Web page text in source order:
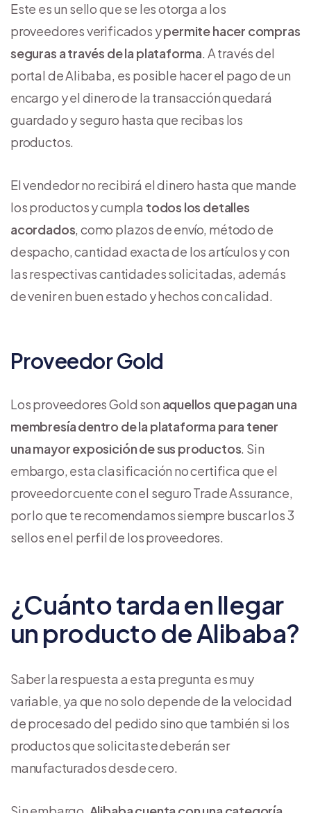
Este es un sello que se les otorga a los
proveedores verificados ypermite hacer compras
seguras a través de la plataforma. A través del
portal de Alibaba, es posible hacer el pago de un
encargo y el dinero de la transacción quedará
guardado y seguro hasta que recibas los
productos.
El vendedor no recibirá el dinero hasta que mande
los productos y cumpla todos los detalles
acordados, como plazos de envío, método de
despacho, cantidad exacta de los artículos y con
las respectivas cantidades solicitadas, además
de venir en buen estado y hechos con calidad.
Proveedor Gold
Los proveedores Gold son aquellos que pagan una
membresía dentro de la plataforma para tener
una mayor exposición de sus productos. Sin
embargo, esta clasificación no certifica que el
proveedor cuente con el seguro Trade Assurance,
por lo que te recomendamos siempre buscar los 3
sellos en el perfil de los proveedores.
¿Cuánto tarda en llegar
un producto de Alibaba?
Saber la respuesta a esta pregunta es muy
variable, ya que no solo depende de la velocidad
de procesado del pedido sino que también si los
productos que solicitaste deberán ser
manufacturados desde cero.